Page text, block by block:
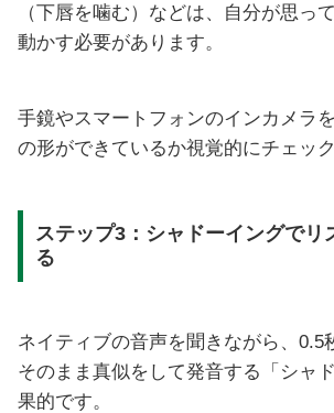
（下唇を噛む）などは、自分が思っ
動かす必要があります。
手鏡やスマートフォンのインカメラ
の形ができているか視覚的にチェッ
ステップ3：シャドーイングでリ
る
ネイティブの音声を聞きながら、0.5
そのまま真似をして発音する「シャ
果的です。